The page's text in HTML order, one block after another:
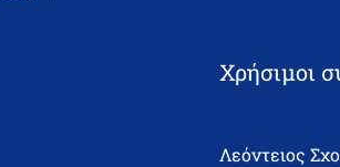
Χρήσιμοι
Λεόντειος